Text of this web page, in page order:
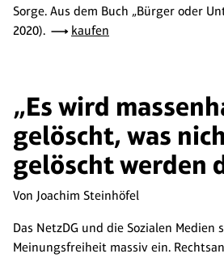
Sorge. Aus dem Buch „Bürger oder
2020).
kaufen
„Es wird
gelöscht, was
gelöscht werden
Von Joachim Steinhöfel
Das NetzDG und die Sozialen Medien
Meinungsfreiheit massiv ein.